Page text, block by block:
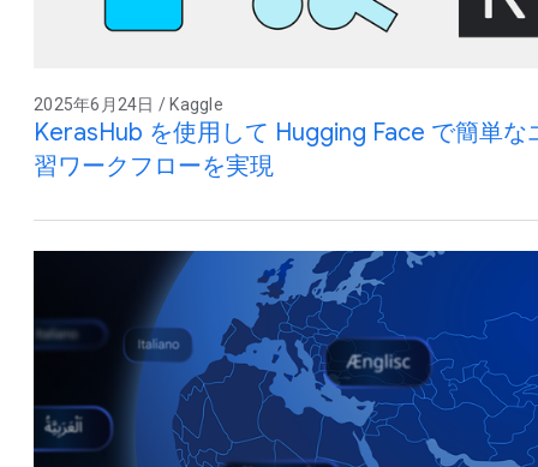
2025年6月24日 / Kaggle
KerasHub を使用して Hugging Face で簡単
習ワークフローを実現